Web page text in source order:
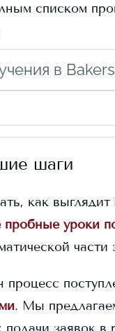
списком
в
шаги
как
пробные уроки
процесс
. Мы